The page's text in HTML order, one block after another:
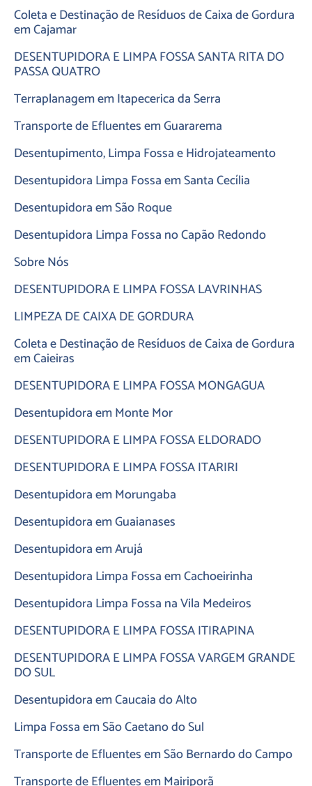
Coleta e Destinação de Resíduos de Caixa de Gordura
em Cajamar
DESENTUPIDORA E LIMPA FOSSA SANTA RITA DO
PASSA QUATRO
Terraplanagem em Itapecerica da Serra
Transporte de Efluentes em Guararema
Desentupimento, Limpa Fossa e Hidrojateamento
Desentupidora Limpa Fossa em Santa Cecília
Desentupidora em São Roque
Desentupidora Limpa Fossa no Capão Redondo
Sobre Nós
DESENTUPIDORA E LIMPA FOSSA LAVRINHAS
LIMPEZA DE CAIXA DE GORDURA
Coleta e Destinação de Resíduos de Caixa de Gordura
em Caieiras
DESENTUPIDORA E LIMPA FOSSA MONGAGUA
Desentupidora em Monte Mor
DESENTUPIDORA E LIMPA FOSSA ELDORADO
DESENTUPIDORA E LIMPA FOSSA ITARIRI
Desentupidora em Morungaba
Desentupidora em Guaianases
Desentupidora em Arujá
Desentupidora Limpa Fossa em Cachoeirinha
Desentupidora Limpa Fossa na Vila Medeiros
DESENTUPIDORA E LIMPA FOSSA ITIRAPINA
DESENTUPIDORA E LIMPA FOSSA VARGEM GRANDE
DO SUL
Desentupidora em Caucaia do Alto
Limpa Fossa em São Caetano do Sul
Transporte de Efluentes em São Bernardo do Campo